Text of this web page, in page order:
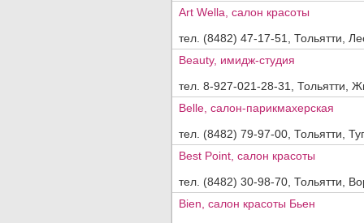
(введите пожалуйста число
)
размещения обращайтесь в отдел
Art Wella, салон красоты
тел. (8482) 47-17-51, Тольятти,
Beauty, имидж-студия
тел. 8-927-021-28-31, Тольятти,
Belle, салон-парикмахерская
тел. (8482) 79-97-00, Тольятти,
Best Point, салон красоты
тел. (8482) 30-98-70, Тольятти,
Bien, салон красоты Бьен